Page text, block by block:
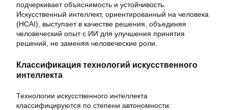
подчеркивает объяснимость и устойчивость.
Искусственный интеллект, ориентированный на человека
(HCAI), выступает в качестве решения, объединяя
человеческий опыт с ИИ для улучшения принятия
решений, не заменяя человеческие роли.
Классификация технологий искусственного
интеллекта
Технологии искусственного интеллекта
классифицируются по степени автономности: